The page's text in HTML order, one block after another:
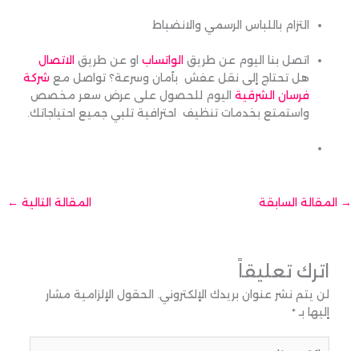
التزام باللباس الرسمي والانضباط
اتصل بنا اليوم عن طريق الواتساب او عن طريق الاتصال
هل تحتاج إلى نقل عفش بأمان وسرعة؟ تواصل مع شركة
فرسان الشرقية اليوم للحصول على عرض سعر مخصص
واستمتع بخدمات تنظيف احترافية تلبي جميع احتياجاتك.
→ المقالة السابقة المقالة التالية ←
اترك تعليقاً
لن يتم نشر عنوان بريدك الإلكتروني.
الحقول الإلزامية مشار
إليها بـ *